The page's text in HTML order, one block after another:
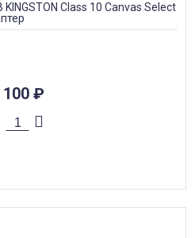
Class 10 Canvas Select
100 ₽